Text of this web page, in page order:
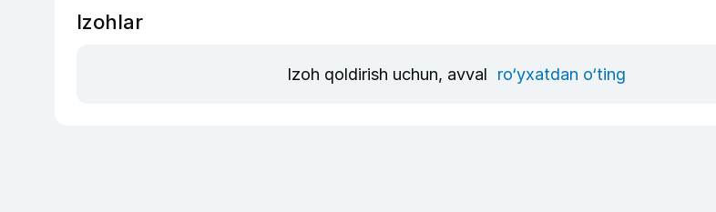
Izohlar
Izoh qoldirish uchun, avval ro‘yxatdan o‘ting